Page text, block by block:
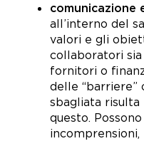
comunicazione
all’interno del
valori e gli
collaboratori
fornitori o
delle “barriere”
sbagliata
questo.
incomprensioni,